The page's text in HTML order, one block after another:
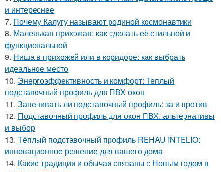
и интереснее
7. Почему Калугу называют родиной космонавтики
8. Маленькая прихожая: как сделать её стильной и
функциональной
9. Ниша в прихожей или в коридоре: как выбрать
идеальное место
10. Энергоэффективность и комфорт: Теплый
подставочный профиль для ПВХ окон
11. Запенивать ли подставочный профиль: за и против
12. Подставочный профиль для окон ПВХ: альтернативы
и выбор
13. Тёплый подставочный профиль REHAU INTELIO:
инновационное решение для вашего дома
14. Какие традиции и обычаи связаны с Новым годом в